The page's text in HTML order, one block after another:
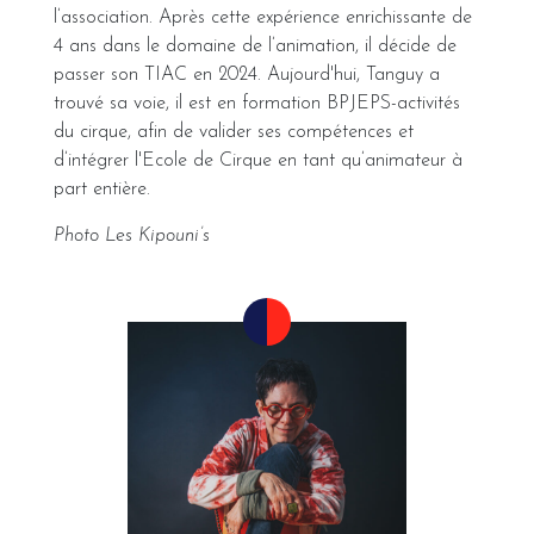
l’association. Après cette expérience enrichissante de
4 ans dans le domaine de l’animation, il décide de
passer son TIAC en 2024. Aujourd'hui, Tanguy a
trouvé sa voie, il est en formation BPJEPS-activités
du cirque, afin de valider ses compétences et
d’intégrer l'Ecole de Cirque en tant qu’animateur à
part entière.
Photo Les Kipouni’s